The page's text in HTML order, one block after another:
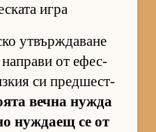
игра
ут­вър­ж­да­ване
от ефес­
си пред­шес­т­
вечна нужда
нуж­даещ се от